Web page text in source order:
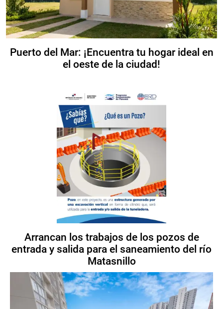
Puerto del Mar: ¡Encuentra tu hogar ideal en
el oeste de la ciudad!
Arrancan los trabajos de los pozos de
entrada y salida para el saneamiento del río
Matasnillo